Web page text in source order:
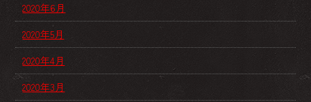
2020年6月
2020年5月
2020年4月
2020年3月